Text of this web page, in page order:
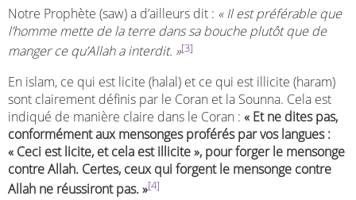
Notre Prophète (saw) a d’ailleurs dit : « Il est préférable que
l’homme mette de la terre dans sa bouche plutôt que de
manger ce qu’Allah a interdit. »[3]
En islam, ce qui est licite (halal) et ce qui est illicite (haram)
sont clairement définis par le Coran et la Sounna. Cela est
indiqué de manière claire dans le Coran : « Et ne dites pas,
conformément aux mensonges proférés par vos langues :
« Ceci est licite, et cela est illicite », pour forger le mensonge
contre Allah. Certes, ceux qui forgent le mensonge contre
Allah ne réussiront pas. »[4]